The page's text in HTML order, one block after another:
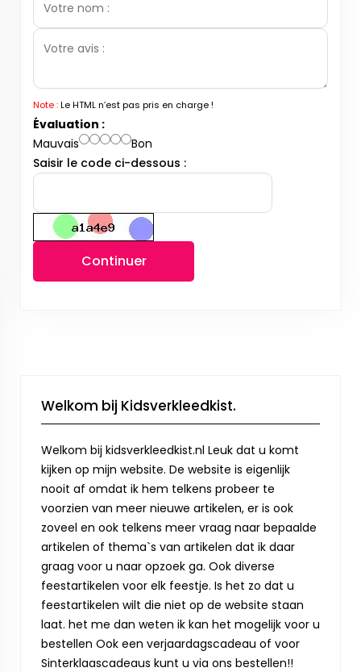
Note :Le HTML n’est pas pris en charge !
Évaluation :
Mauvais
Bon
Saisir le code ci-dessous :
Continuer
Welkom bij Kidsverkleedkist.
Welkom bij kidsverkleedkist.nl Leuk dat u komt
kijken op mijn website. De website is eigenlijk
nooit af omdat ik hem telkens probeer te
voorzien van meer nieuwe artikelen, er is ook
zoveel en ook telkens meer vraag naar bepaalde
artikelen of thema`s van artikelen dat ik daar
graag voor u naar opzoek ga. Ook diverse
feestartikelen voor elk feestje. Is het zo dat u
feestartikelen wilt die niet op de website staan
laat. het me dan weten ik kan het mogelijk voor u
bestellen Ook een verjaardagscadeau of voor
Sinterklaascadeaus kunt u via ons bestellen!!